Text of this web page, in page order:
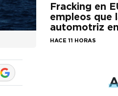
Fracking en
empleos que
automotriz
HACE 11 HORAS